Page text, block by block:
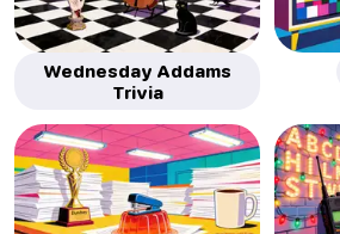
Wednesday Addams
Trivia